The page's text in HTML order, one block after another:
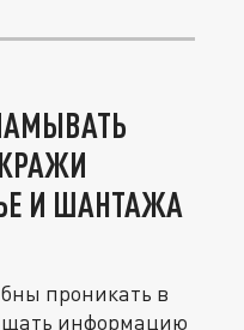
И ШАНТАЖА
проникать в
информацию